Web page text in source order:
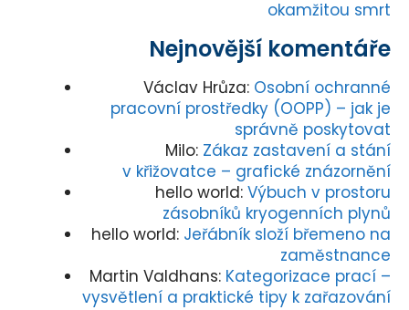
okamžitou smrt
Nejnovější komentáře
Václav Hrůza: Osobní ochranné
pracovní prostředky (OOPP) – jak je
správně poskytovat
Milo: Zákaz zastavení a stání
v křižovatce – grafické znázornění
hello world: Výbuch v prostoru
zásobníků kryogenních plynů
hello world: Jeřábník složí břemeno na
zaměstnance
Martin Valdhans: Kategorizace prací –
vysvětlení a praktické tipy k zařazování